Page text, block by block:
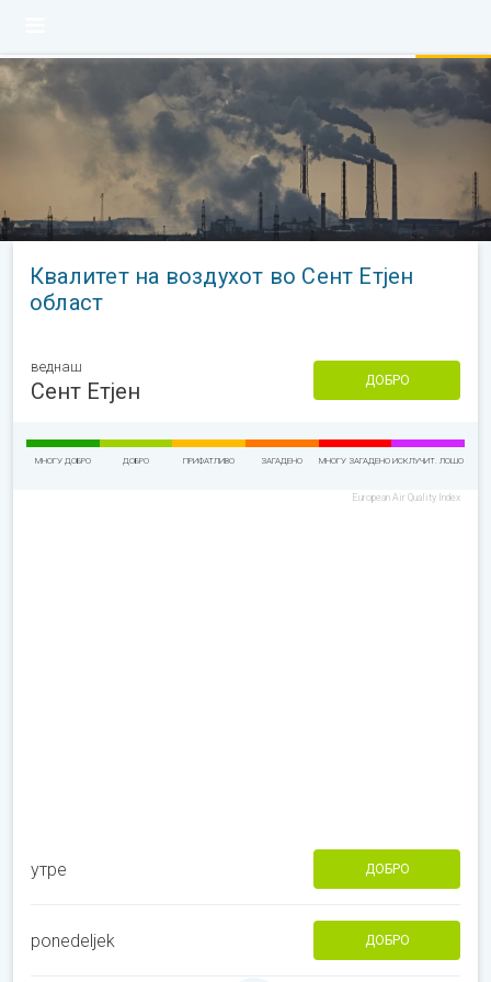
Квалитет на воздухот во Сент Етјен
област
веднаш
Сент Етјен ДОБРО
МНОГУ ДОБРО ДОБРО ПРИФАТЛИВО ЗАГАДЕНО МНОГУ ЗАГАДЕНО ИСКЛУЧИТ. ЛОШО
European Air Quality Index
утре ДОБРО
ponedeljek ДОБРО